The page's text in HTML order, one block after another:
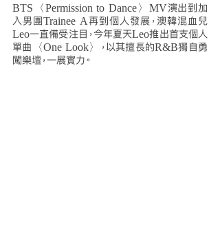
BTS〈Permission to Dance〉MV演出到加
入男團Trainee A再到個人發展，澳韓混血兒
Leo一直備受注目，今年夏天Leo推出首支個人
單曲〈One Look〉，以其擅長的R&B獨自勇
闖樂壇，一展實力。